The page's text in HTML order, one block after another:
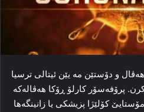
و دۆستێن مه‌ یێن ئیتالی ترسیا
پرۆفه‌سۆر کارلۆ ڕۆکا هه‌ڤاله‌که‌
سالیه‌ و مامۆستایێ کۆلێژا پزیشکی یا زانینگه‌ها